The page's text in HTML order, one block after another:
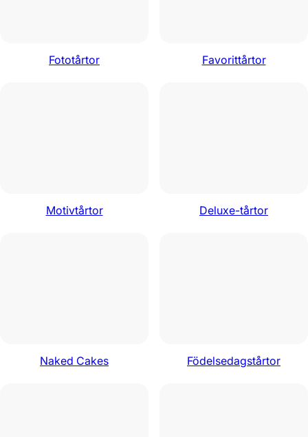
Fototårtor Favorittårtor
Motivtårtor Deluxe-tårtor
Naked Cakes Födelsedagstårtor